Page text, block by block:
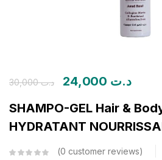
د.ت30,000 د.ت
SHAMPO-GEL Hair &
HYDRATANT
0 customer reviews
Log in